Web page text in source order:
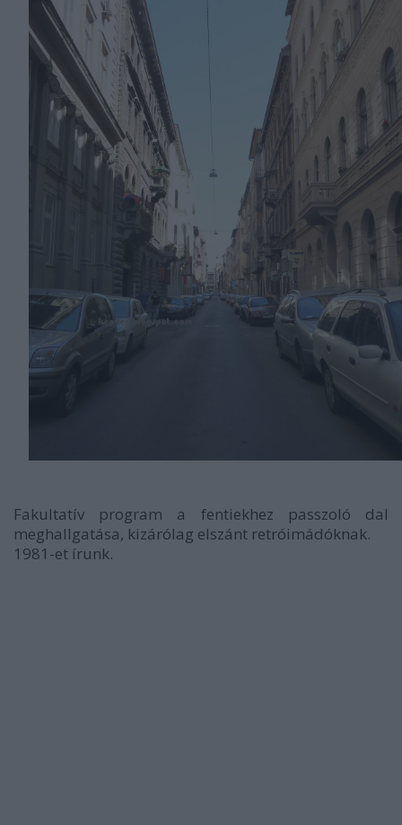
Fakultatív program a fentiekhez passzoló dal
meghallgatása, kizárólag elszánt retróimádóknak.
1981-et írunk.